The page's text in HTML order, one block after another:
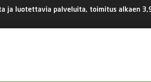
ja luotettavia palveluita, toimitus alkaen